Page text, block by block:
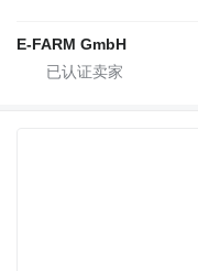
E-FARM GmbH